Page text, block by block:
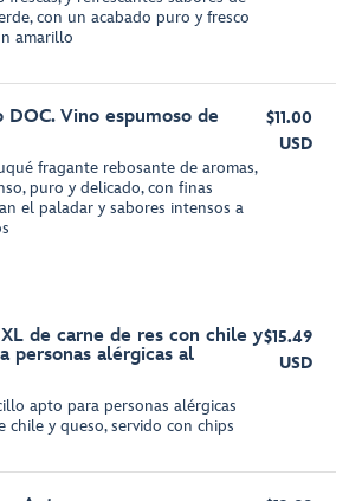
con un acabado puro y fresco
amarillo
DOC. Vino espumoso de
fragante rebosante de aromas,
puro y delicado, con finas
el paladar y sabores intensos a
$11.00
USD
de carne de res con chile y
personas alérgicas al
apto para personas alérgicas
chile y queso, servido con chips
$15.49
USD